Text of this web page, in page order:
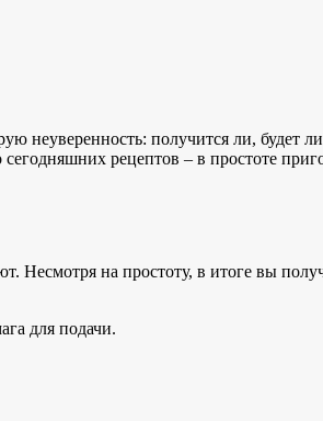
неуверенность: получится ли, будет
рецептов – в простоте
Несмотря на простоту, в итоге вы
для подачи.